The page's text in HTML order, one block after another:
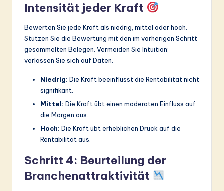
Intensität jeder Kraft
Bewerten Sie jede Kraft als niedrig, mittel oder hoch.
Stützen Sie die Bewertung mit den im vorherigen Schritt
gesammelten Belegen. Vermeiden Sie Intuition;
verlassen Sie sich auf Daten.
Niedrig: Die Kraft beeinflusst die Rentabilität nicht
signifikant.
Mittel: Die Kraft übt einen moderaten Einfluss auf
die Margen aus.
Hoch: Die Kraft übt erheblichen Druck auf die
Rentabilität aus.
Schritt 4: Beurteilung der
Branchenattraktivität